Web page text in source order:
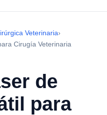
Veterinaria›
Cirugía Veterinaria
de
para